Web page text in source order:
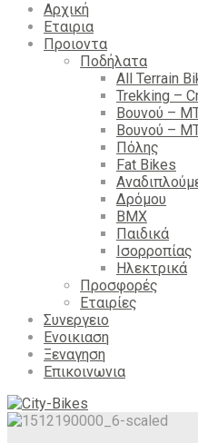
Αρχική
Εταιρια
Προιοντα
Ποδήλατα
All Terrain
Trekking –
Βουνού –
Βουνού –
Πόλης
Fat Bikes
Δρόμου
BMX
Παιδικά
Ισορροπίας
Ηλεκτρικά
Προσφορές
Εταιρίες
Συνεργειο
Ενοικιαση
Ξεναγηση
Επικοινωνια